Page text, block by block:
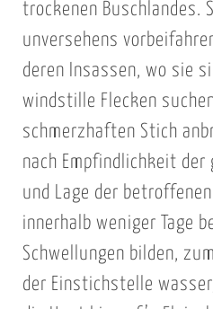
trockenen Buschlandes.
unversehens
deren Insassen, wo sie
windstille Flecken
schmerzhaften Stich
nach Empfindlichkeit der
und Lage der
innerhalb weniger Tage
Schwellungen bilden,
der Einstichstelle